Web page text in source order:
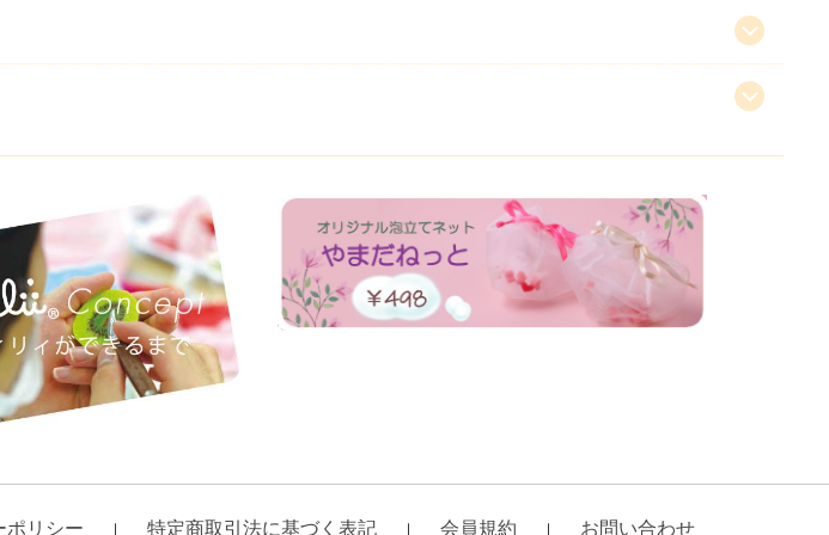
ポリシー ｜ 特定商取引法に基づく表記 ｜ 会員規約 ｜ お問い合わせ